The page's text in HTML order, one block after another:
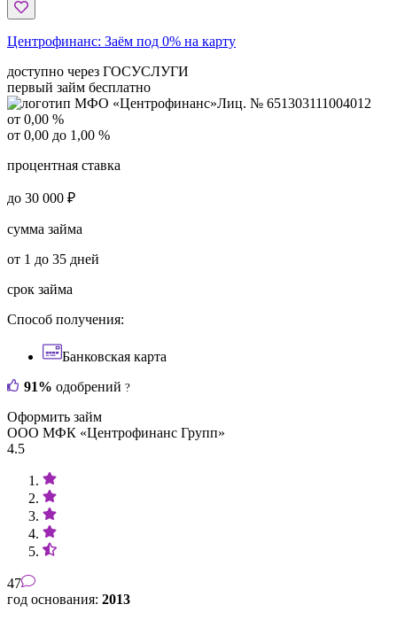
Центрофинанс: Заём под 0% на карту
доступно через ГОСУСЛУГИ
первый займ бесплатно
Лиц. № 651303111004012
от 0,00 %
от 0,00 до 1,00 %
процентная ставка
до 30 000 ₽
сумма займа
от 1 до 35 дней
срок займа
Способ получения:
Банковская карта
91% одобрений ?
Оформить займ
ООО МФК «Центрофинанс Групп»
4.5
47
год основания: 2013